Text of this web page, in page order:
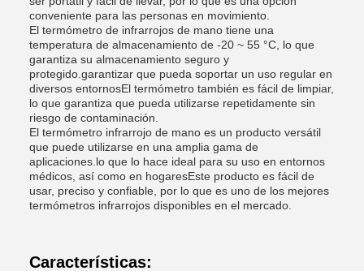
conveniente para las personas en movimiento.
El termómetro de infrarrojos de mano tiene una
temperatura de almacenamiento de -20 ~ 55 °C, lo que
garantiza su almacenamiento seguro y
protegido.garantizar que pueda soportar un uso regular en
diversos entornosEl termómetro también es fácil de limpiar,
lo que garantiza que pueda utilizarse repetidamente sin
riesgo de contaminación.
El termómetro infrarrojo de mano es un producto versátil
que puede utilizarse en una amplia gama de
aplicaciones.lo que lo hace ideal para su uso en entornos
médicos, así como en hogaresEste producto es fácil de
usar, preciso y confiable, por lo que es uno de los mejores
termómetros infrarrojos disponibles en el mercado.
Características: